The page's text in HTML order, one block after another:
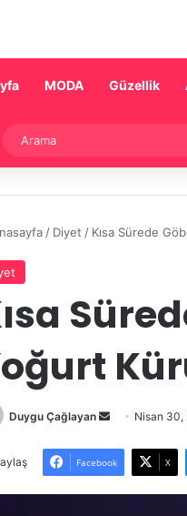
MODA Güzellik
Makale
Bölmesi
/ Diyet / Kısa Sürede
Duygu Çağlayan
Bir
posta
Nisan 30,
Facebook X